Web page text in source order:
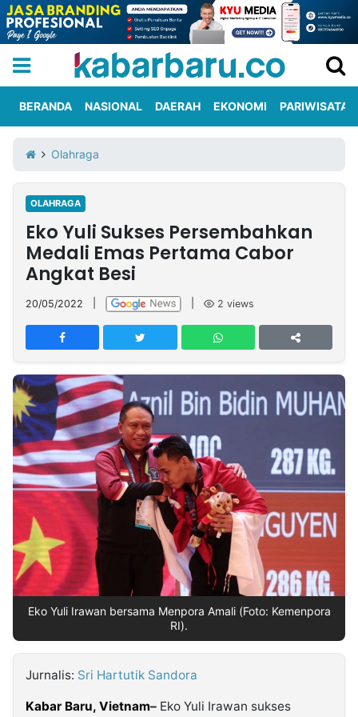
Iklan
Berita
Kami
Nasional
International
Olahraga
Entertainment
Daerah
Pariwisata
Kuliner
Kolom
Network
PT
TREETAN
INDONESIA
Partner
Insight
NTB
Suara
Time
Lens
IDN
Daily
Jogja
Jalan
Rakyat
Idealita
News
Kita
Notice
Radar
Baru
Seedbacklink
Follow
Kabarbaru
BERANDA NASIONAL DAERAH EKONOMI PARIWISATA
Olahraga
OLAHRAGA
Eko Yuli Sukses Persembahkan
Medali Emas Pertama Cabor
Angkat Besi
20/05/2022 2 views
Eko Yuli Irawan bersama Menpora Amali (Foto: Kemenpora
RI).
Jurnalis: Sri Hartutik Sandora
Kabar Baru, Vietnam– Eko Yuli Irawan sukses